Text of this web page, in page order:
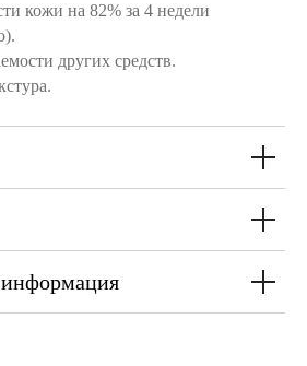
кожи на 82% за 4 недели
других средств.